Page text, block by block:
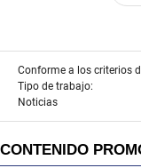
Conforme a los criterios
Tipo de trabajo:
Noticias